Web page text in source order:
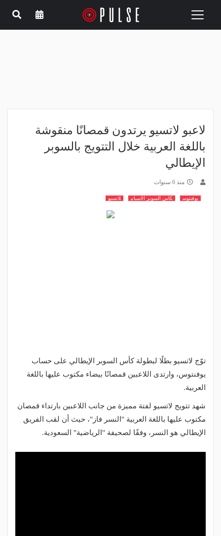
Toggle
لاعبو لاتسيو يرتدون قمصانًا منقوشة
باللغة العربية خلال التتويج بالسوبر
الإيطالي
منذ 6 سنوات
يوفنتوس كاس السوبر الاسباني لاتسيو
توّج لاتسيو بطلًا لبطولة كأس السوبر الإيطالي على حساب
يوفنتوس، وارتدى اللاعبين قمصانًا بيضاء مكتوب عليها باللغة
العربية.
شهد تتويج لاتسيو لفتة مميزة من جانب اللاعبين بارتداء قمصان
مكتوب عليها باللغة العربية "النسر فاز"، حيث أن لقب الفريق
الإيطالي هو النسر، وفقًا لصحيفة "الرياضية" السعودية.